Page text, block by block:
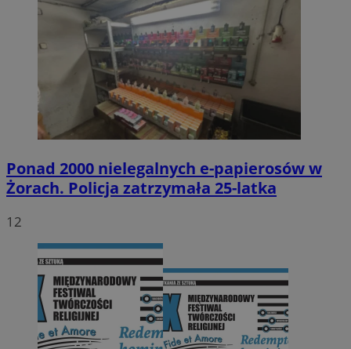
Ponad 2000 nielegalnych e-papierosów w
Żorach. Policja zatrzymała 25-latka
12